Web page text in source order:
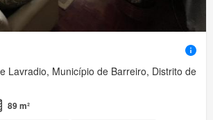
Lavradio, Município de Barreiro, Distrito de
89 m²